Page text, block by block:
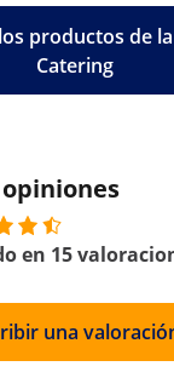
productos de
Catering
en 15
una